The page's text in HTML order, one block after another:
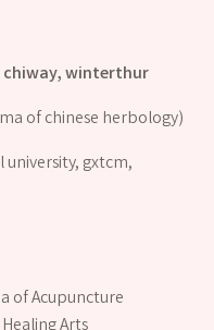
chiway, winterthur
of chinese herbology)
gxtcm,